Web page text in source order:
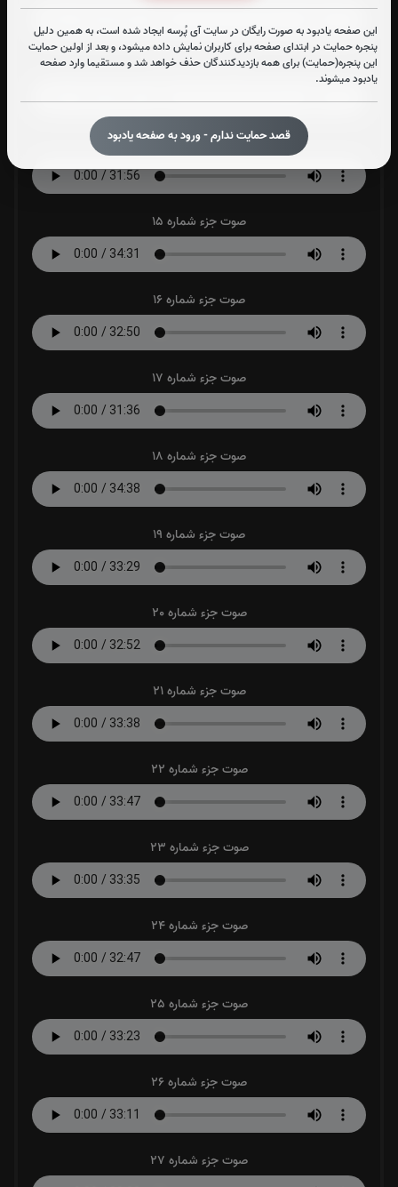
این صفحه یادبود به صورت رایگان در سایت آی پُرسه ایجاد شده است، به همین دلیل
پنجره حمایت در ابتدای صفحه برای کاربران نمایش داده میشود، و بعد از اولین حمایت
این پنجره(حمایت) برای همه بازدیدکنندگان حذف خواهد شد و مستقیما وارد صفحه
یادبود میشوند.
قصد حمایت ندارم - ورود به صفحه یادبود
صوت جزء شماره 13
صوت جزء شماره 14
صوت جزء شماره 15
صوت جزء شماره 16
صوت جزء شماره 17
صوت جزء شماره 18
صوت جزء شماره 19
صوت جزء شماره 20
صوت جزء شماره 21
صوت جزء شماره 22
صوت جزء شماره 23
صوت جزء شماره 24
صوت جزء شماره 25
صوت جزء شماره 26
صوت جزء شماره 27